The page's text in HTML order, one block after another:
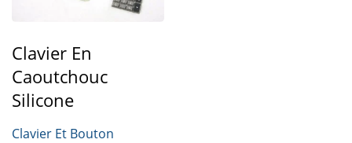
Clavier En
Caoutchouc
Silicone
Clavier Et Bouton